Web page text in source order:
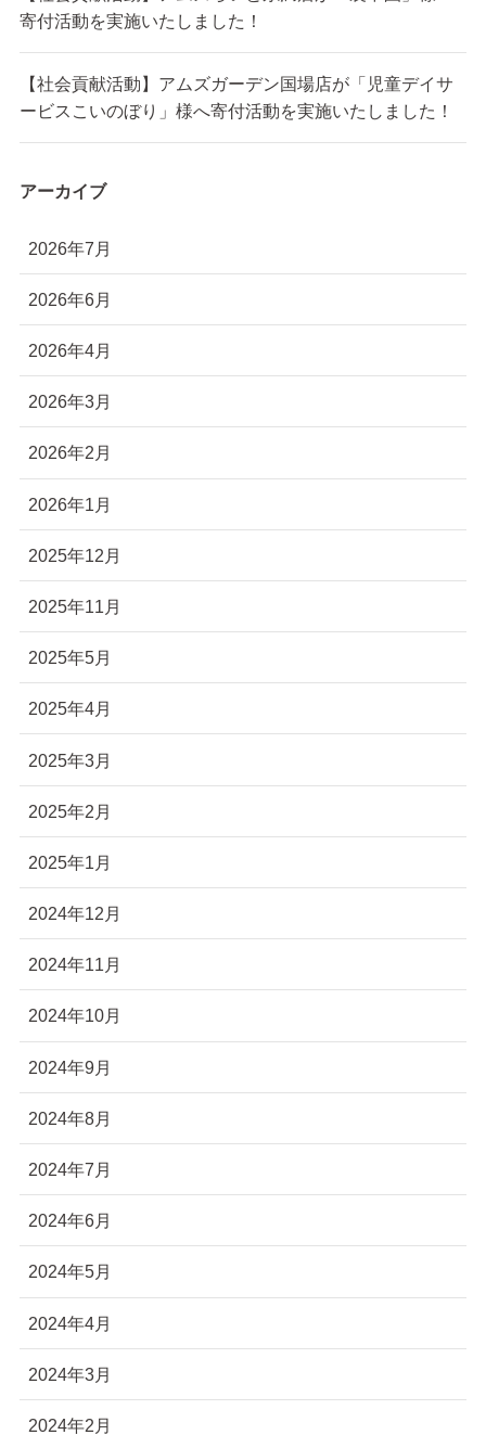
寄付活動を実施いたしました！
【社会貢献活動】アムズガーデン国場店が「児童デイサ
ービスこいのぼり」様へ寄付活動を実施いたしました！
アーカイブ
2026年7月
2026年6月
2026年4月
2026年3月
2026年2月
2026年1月
2025年12月
2025年11月
2025年5月
2025年4月
2025年3月
2025年2月
2025年1月
2024年12月
2024年11月
2024年10月
2024年9月
2024年8月
2024年7月
2024年6月
2024年5月
2024年4月
2024年3月
2024年2月